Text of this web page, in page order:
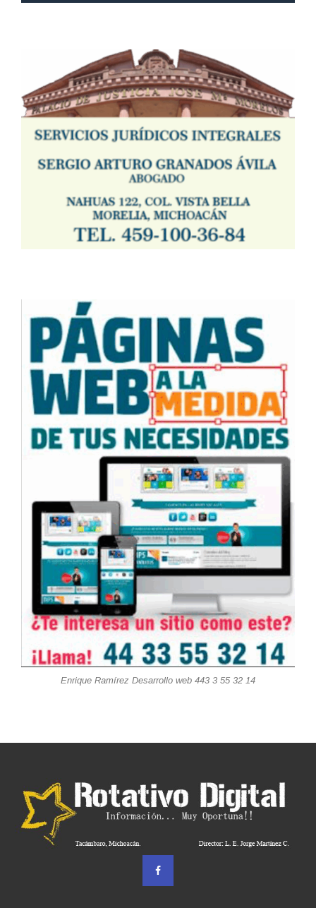
Enrique Ramírez Desarrollo web 443 3 55 32 14